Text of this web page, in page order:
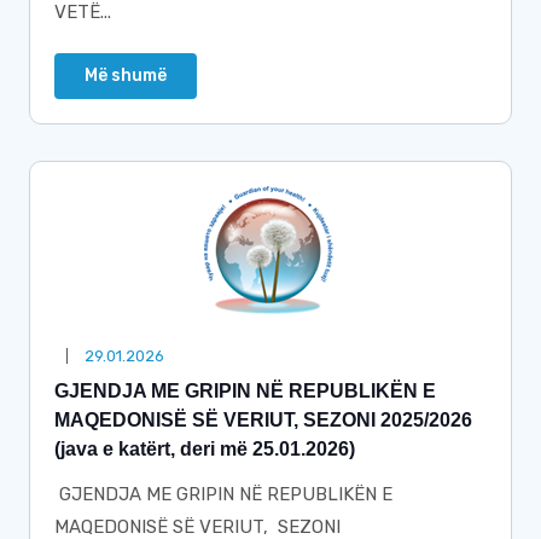
VETË...
Më shumë
29.01.2026
GJENDJA ME GRIPIN NË REPUBLIKËN E
MAQEDONISË SË VERIUT, SEZONI 2025/2026
(java e katërt, deri më 25.01.2026)
GJENDJA ME GRIPIN NË REPUBLIKËN E
MAQEDONISË SË VERIUT, SEZONI